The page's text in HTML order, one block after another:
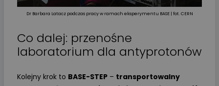
Dr Barbara Latacz podczas pracy w ramach eksperymentu BASE | fot. CERN
Co dalej: przenośne
laboratorium dla antyprotonów
Kolejny krok to BASE-STEP – transportowalny